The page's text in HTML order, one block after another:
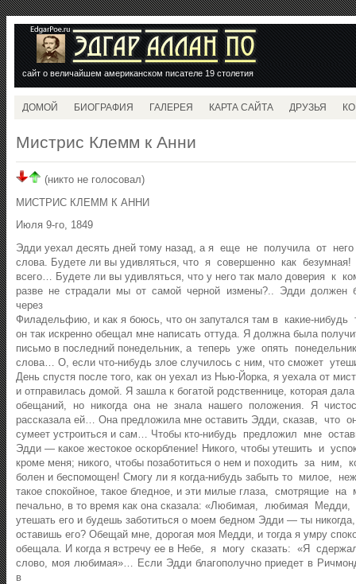
сайт о величайшем американском писателе 19 столетия
ДОМОЙ БИОГРАФИЯ ГАЛЕРЕЯ КАРТА САЙТА ДРУЗЬЯ
Мистрис Клемм к Анни
(никто не голосовал)
МИСТРИС КЛЕММ К АННИ
Июля 9-го, 1849
Эдди уехал десять дней тому назад, а я еще не получила от
слова. Будете ли вы удивляться, что я совершенно как
всего… Будете ли вы удивляться, что у него так мало доверия к
разве не страдали мы от самой черной измены?.. Эдди
через
Филадельфию, и как я боюсь, что он запутался там в какие-нибудь
он так искренно обещал мне написать оттуда. Я должна была
письмо в последний понедельник, а теперь уже опять
слова… О, если что-нибудь злое случилось с ним, что сможет
День спустя после того, как он уехал из Нью-Йорка, я уехала от
и отправилась домой. Я зашла к богатой родственнице, которая
обещаний, но никогда она не знала нашего положения. Я
рассказала ей… Она предложила мне оставить Эдди, сказав, что
сумеет устроиться и сам… Чтобы кто-нибудь предложил мне
Эдди — какое жестокое оскорбление! Никого, чтобы утешить и
кроме меня; никого, чтобы позаботиться о нем и походить за ним,
болен и беспомощен! Смогу ли я когда-нибудь забыть то милое,
такое спокойное, такое бледное, и эти милые глаза, смотрящие на
печально, в то время как она сказала: «Любимая, любимая
утешать его и будешь заботиться о моем бедном Эдди — ты
оставишь его? Обещай мне, дорогая моя Медди, и тогда я умру
обещала. И когда я встречу ее в Небе, я могу сказать: «Я
слово, моя любимая»… Если Эдди благополучно приедет в
в